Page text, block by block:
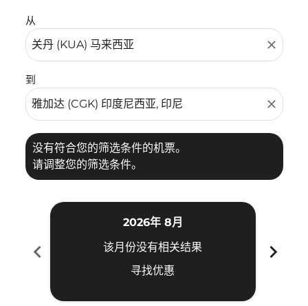
从
close
到
close
没有符合您的筛选条件的机票。
请调整您的筛选条件。
chevron_left
2026年 8月
该月份没有相关结果
寻找优惠
chevron_right